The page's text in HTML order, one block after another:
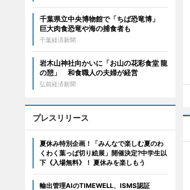
千葉県立中央博物館で「ちば恐竜博」
巨大肉食恐竜や海の捕食者も
千葉経済新聞
岩木山神社向かいに「お山の花彩食堂 龍
の憩」 和食職人の夫婦が経営
弘前経済新聞
プレスリリース
夏休み特別企画！「みんなで楽しむ夏のわ
くわく葉っぱ切り絵展」開催決定?中学生以
下《入場無料》！ 夏休みを楽しもう
輸出管理AIのTIMEWELL、ISMS認証